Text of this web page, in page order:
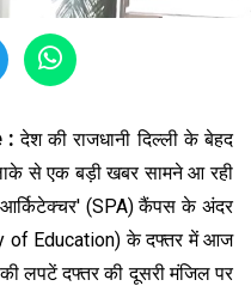
:देश की राजधानी दिल्ली के बेहद
से एक बड़ी खबर सामने आ रही
(SPA) कैंपस के अंदर
of Education) के दफ्तर में आज
लपटें दफ्तर की दूसरी मंजिल पर